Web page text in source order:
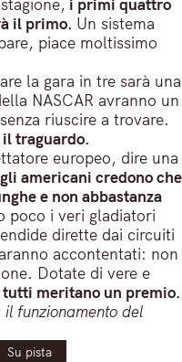
i primi quattro
il primo. Un sistema
piace moltissimo
la gara in tre sarà una
NASCAR avranno un
riuscire a trovare.
il traguardo.
europeo, dire una
americani credono che
e non abbastanza
poco i veri gladiatori
dirette dai circuiti
accontentati: non
Dotate di vere e
tutti meritano un premio.
funzionamento del
Su pista